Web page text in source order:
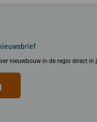
nieuwbouw in de regio direct in